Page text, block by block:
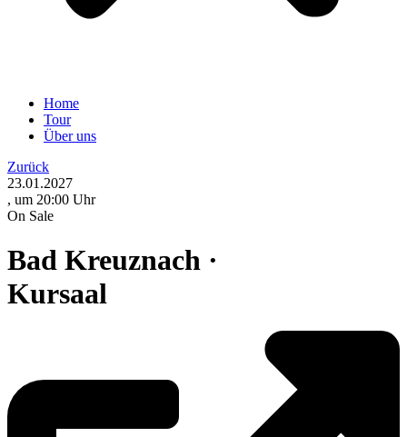
Home
Tour
Über uns
Zurück
23.01.2027
, um 20:00 Uhr
On Sale
Bad Kreuznach ·
Kursaal